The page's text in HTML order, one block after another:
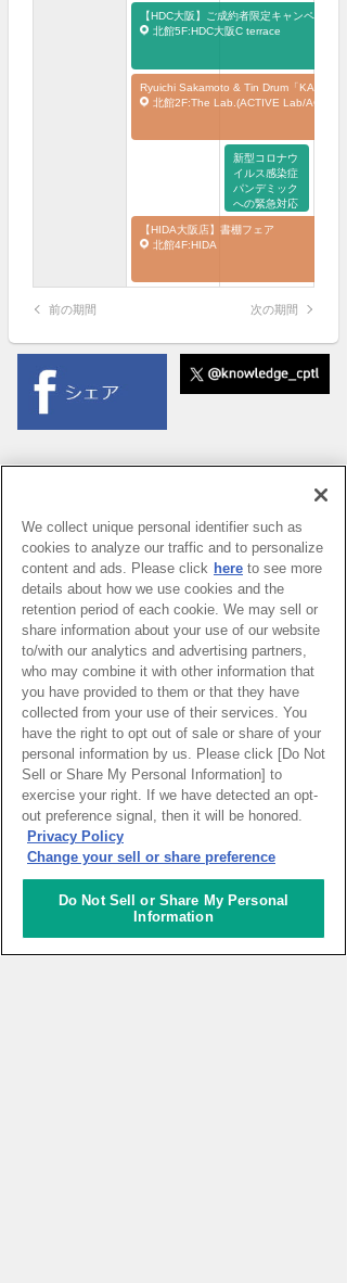
【HDC大阪】ご成約者限定キャンペーン
北館5F:HDC大阪C terrace
Ryuichi Sakamoto & Tin Drum「
北館2F:The Lab.(ACTIVE Lab/ACTIVE
新型コロナウ
イルス感染症
パンデミック
への緊急対応
とワクチン
【HIDA大阪店】書棚フェア
北館4F:HIDA
前の期間 次の期間
PAGE TOP
HOME イベントカレンダー
コミュニケーター
We collect unique personal identifier such as
cookies to analyze our traffic and to personalize
content and ads. Please click here to see more
details about how we use cookies and the
retention period of each cookie. We may sell or
share information about your use of our website
to/with our analytics and advertising partners,
who may combine it with other information that
you have provided to them or that they have
collected from your use of their services. You
have the right to opt out of sale or share of your
personal information by us. Please click [Do Not
Sell or Share My Personal Information] to
exercise your right. If we have detected an opt-
out preference signal, then it will be honored.
Privacy Policy
Change your sell or share preference
Do Not Sell or Share My Personal
Information